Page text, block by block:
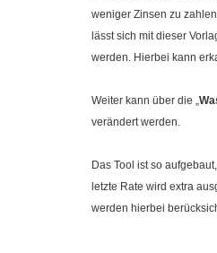
weniger Zinsen zu
lässt sich mit dieser
werden. Hierbei kann
Weiter kann über die „
verändert werden.
Das Tool ist so
letzte Rate wird extra
werden hierbei